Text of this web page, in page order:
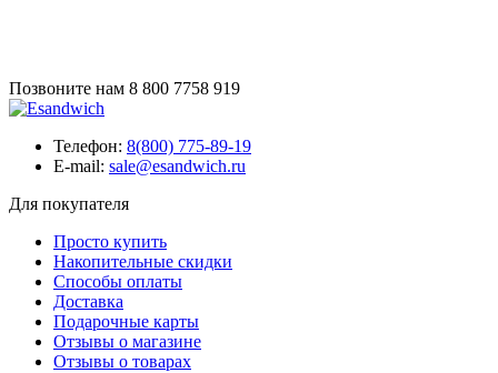
Позвоните нам 8 800 7758 919
Телефон: 8(800) 775-89-19
E-mail: sale@esandwich.ru
Для покупателя
Просто купить
Накопительные скидки
Способы оплаты
Доставка
Подарочные карты
Отзывы о магазине
Отзывы о товарах